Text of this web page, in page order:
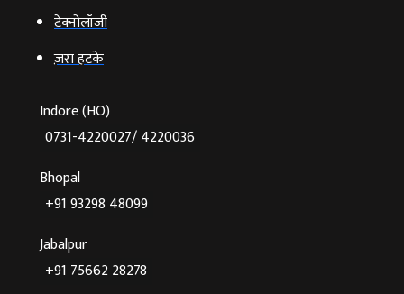
टेक्‍नोलॉजी
ज़रा हटके
Indore (HO)
0731-4220027/ 4220036
Bhopal
+91 93298 48099
Jabalpur
+91 75662 28278